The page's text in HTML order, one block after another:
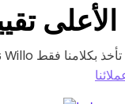
الأعلى